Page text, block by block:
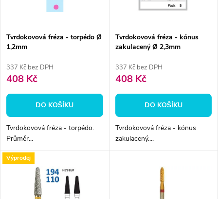
p
r
o
d
u
k
s
p
r
o
d
u
Tvrdokovová fréza - torpédo Ø
1,2mm
337 Kč bez DPH
408 Kč
DO KOŠÍKU
Tvrdokovová fréza - torpédo.
Průměr...
Tvrdokovová fréza - kónus
zakulacený Ø 2,3mm
337 Kč bez DPH
408 Kč
DO KOŠÍKU
Tvrdokovová fréza - kónus
zakulacený....
Výprodej